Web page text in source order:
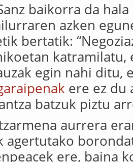
baikorra da
azken
bertatik:
katramilatu,
egin nahi ditu,
ere ez du
batzuk piztu
aurrera
agertutako
ere, baina